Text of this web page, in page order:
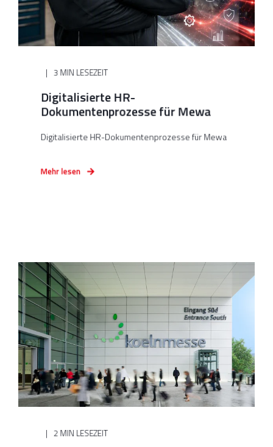
3 MIN LESEZEIT
Digitalisierte HR-
Dokumentenprozesse für Mewa
Digitalisierte HR-Dokumentenprozesse für Mewa
Mehr lesen
2 MIN LESEZEIT